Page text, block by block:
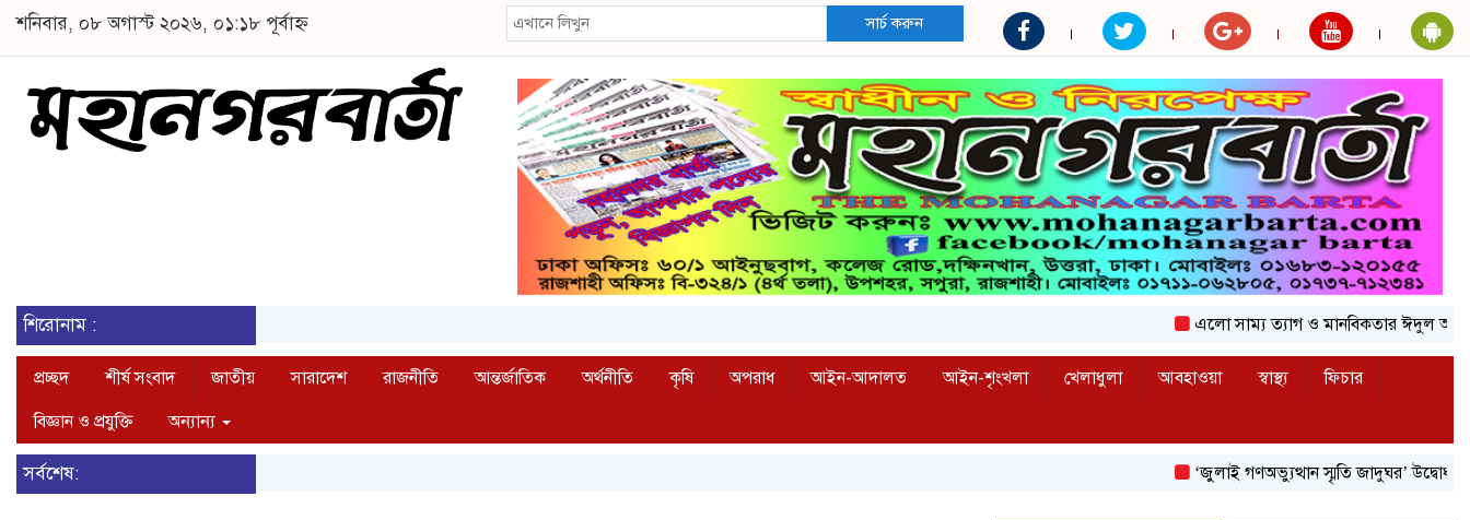
শনিবার, ০৮ অগাস্ট ২০২৬, ০১:১৮ পূর্বাহ্ন সার্চ করুন
শিরোনাম : এলো সাম্য ত্যাগ ও মানবিকতার ঈদুল আজহা
প্রচ্ছদ শীর্ষ সংবাদ জাতীয় সারাদেশ রাজনীতি আন্তর্জাতিক অর্থনীতি কৃষি অপরাধ আইন-আদালত আইন-শৃংখলা খেলাধুলা আবহাওয়া স্বাস্থ্য
ফিচার
বিজ্ঞান ও প্রযুক্তি
অন্যান্য
সর্বশেষ: ‘জুলাই গণঅভ্যুত্থান স্মৃতি জাদুঘর’ উদ্বোধন করলেন